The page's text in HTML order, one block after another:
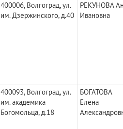
400006, Волгоград, ул.
им. Дзержинского, д.40
РЕКУНОВА
Ивановна
400093, Волгоград, ул.
им. академика
Богомольца, д.18
БОГАТОВА
Елена